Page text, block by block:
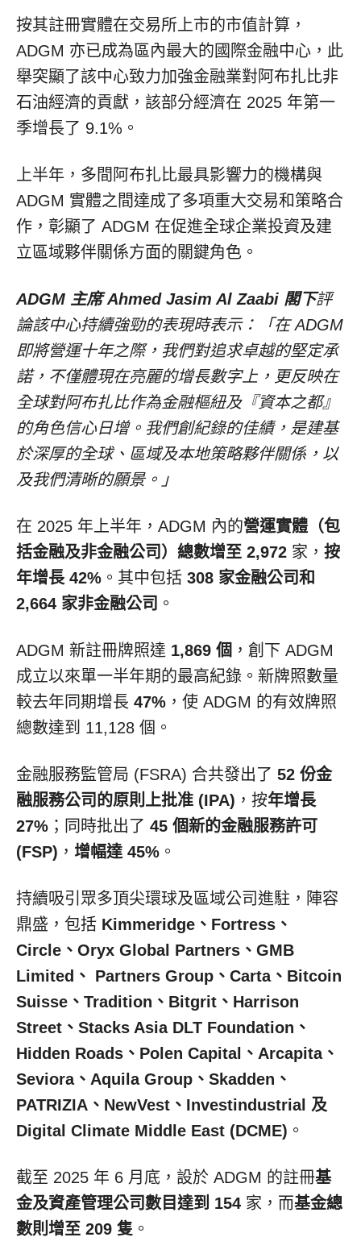
按其註冊實體在交易所上市的市值計算，
ADGM 亦已成為區內最大的國際金融中心，此
舉突顯了該中心致力加強金融業對阿布扎比非
石油經濟的貢獻，該部分經濟在 2025 年第一
季增長了 9.1%。
上半年，多間阿布扎比最具影響力的機構與
ADGM 實體之間達成了多項重大交易和策略合
作，彰顯了 ADGM 在促進全球企業投資及建
立區域夥伴關係方面的關鍵角色。
ADGM 主席Ahmed Jasim Al Zaabi 閣下評
論該中心持續強勁的表現時表示：「在 ADGM
即將營運十年之際，我們對追求卓越的堅定承
諾，不僅體現在亮麗的增長數字上，更反映在
全球對阿布扎比作為金融樞紐及『資本之都』
的角色信心日增。我們創紀錄的佳績，是建基
於深厚的全球、區域及本地策略夥伴關係，以
及我們清晰的願景。」
在 2025 年上半年，ADGM 內的營運實體（包
括金融及非金融公司）總數增至 2,972 家， 按
年增長 42% 。其中包括 308 家金融公司和
2,664 家非金融公司 。
ADGM 新註冊牌照達 1,869 個 ，創下 ADGM
成立以來單一半年期的最高紀錄。新牌照數量
較去年同期增長 47% ，使 ADGM 的有效牌照
總數達到 11,128 個。
金融服務監管局 (FSRA) 合共發出了 52 份金
融服務公司的原則上批准 (IPA) ，按年增長
27% ；同時批出了 45 個新的金融服務許可
(FSP) ， 增幅達 45% 。
持續吸引眾多頂尖環球及區域公司進駐，陣容
鼎盛，包括 Kimmeridge、Fortress、
Circle、Oryx Global Partners、GMB
Limited、 Partners Group、Carta、Bitcoin
Suisse、Tradition、Bitgrit、Harrison
Street、Stacks Asia DLT Foundation、
Hidden Roads、Polen Capital、Arcapita、
Seviora、Aquila Group、Skadden、
PATRIZIA、NewVest、Investindustrial 及
Digital Climate Middle East (DCME) 。
截至 2025 年 6 月底，設於 ADGM 的註冊基
金及資產管理公司數目達到 154 家，而基金總
數則增至 209 隻 。